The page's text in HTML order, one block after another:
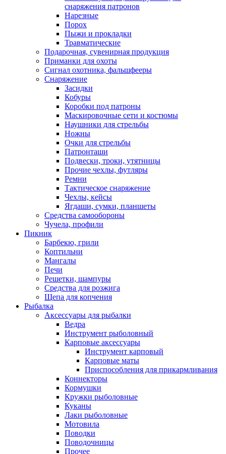
снаряжения патронов
Нарезные
Порох
Пыжи и прокладки
Травматические
Подарочная, сувенирная продукция
Приманки для охоты
Сигнал охотника, фальшфееры
Снаряжение
Засидки
Кобуры
Коробки под патроны
Маскировочные сети и костюмы
Наушники для стрельбы
Ножны
Очки для стрельбы
Патронташи
Подвески, троки, утятницы
Прочие чехлы, футляры
Ремни
Тактическое снаряжение
Чехлы, кейсы
Ягдаши, сумки, планшеты
Средства самообороны
Чучела, профили
Пикник
Барбекю, грили
Коптильни
Мангалы
Печи
Решетки, шампуры
Средства для розжига
Щепа для копчения
Рыбалка
Аксессуары для рыбалки
Ведра
Инструмент рыболовный
Карповые аксессуары
Инструмент карповый
Карповые маты
Приспособления для прикармливания
Коннекторы
Кормушки
Кружки рыболовные
Куканы
Лаки рыболовные
Мотовила
Поводки
Поводочницы
Прочее